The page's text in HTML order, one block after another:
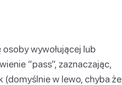
wywołującej lub
“pass”, zaznaczając,
(domyślnie w lewo, chyba że